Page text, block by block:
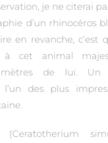
je ne citerai
d’un rhinocéros
en revanche, c’est
cet animal
mètres de lui. Un
des plus